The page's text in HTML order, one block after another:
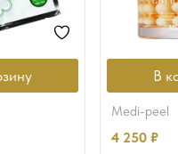
В
medi-peel
4 250 ₽